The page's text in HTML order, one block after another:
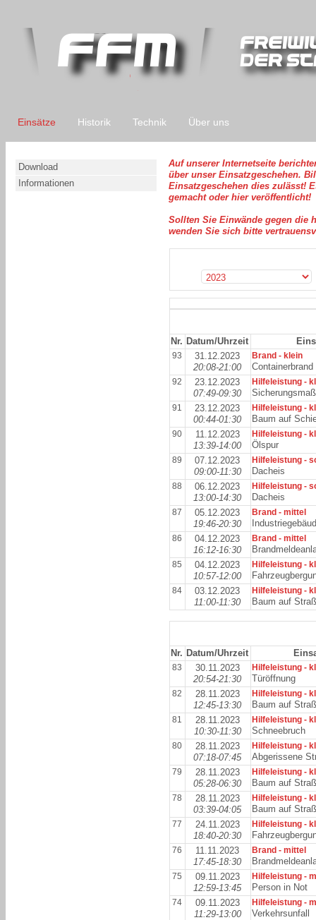
Einsätze Historik Technik Über uns
Download
Informationen
Auf unserer Internetseite
über unser Einsatzgeschehen.
Einsatzgeschehen dies zulässt!
gemacht oder hier veröffentlicht!
Sollten Sie Einwände gegen die
wenden Sie sich bitte
Nr. Datum/Uhrzeit
93
31.12.2023
20:08-21:00
Brand - klein
Containerbrand
92
23.12.2023
07:49-09:30
Hilfeleistung -
91
23.12.2023
00:44-01:30
Hilfeleistung -
Baum auf
90
11.12.2023
13:39-14:00
Hilfeleistung -
Ölspur
89
07.12.2023
09:00-11:30
Hilfeleistung -
Dacheis
88
06.12.2023
13:00-14:30
Hilfeleistung -
Dacheis
87
05.12.2023
19:46-20:30
Brand - mittel
86
04.12.2023
16:12-16:30
Brand - mittel
85
04.12.2023
10:57-12:00
Hilfeleistung -
84
03.12.2023
11:00-11:30
Hilfeleistung -
Baum auf
Nr. Datum/Uhrzeit
83
30.11.2023
20:54-21:30
Hilfeleistung -
Türöffnung
82
28.11.2023
12:45-13:30
Hilfeleistung -
Baum auf
81
28.11.2023
10:30-11:30
Hilfeleistung -
Schneebruch
80
28.11.2023
07:18-07:45
Hilfeleistung -
Abgerissene
79
28.11.2023
05:28-06:30
Hilfeleistung -
Baum auf
78
28.11.2023
03:39-04:05
Hilfeleistung -
Baum auf
77
24.11.2023
18:40-20:30
Hilfeleistung -
76
11.11.2023
17:45-18:30
Brand - mittel
75
09.11.2023
12:59-13:45
Hilfeleistung -
Person in Not
74
09.11.2023
11:29-13:00
Hilfeleistung -
Verkehrsunfall